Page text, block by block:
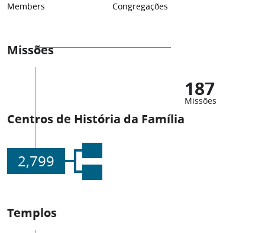
Members Congregações
Missões
187
Missões
Centros de História da Família
2,799
Templos